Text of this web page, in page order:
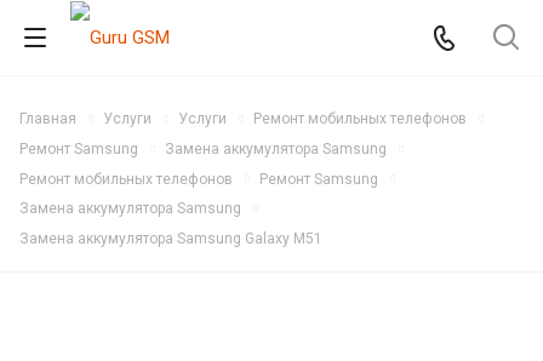
Главная Услуги Услуги
Ремонт мобильных телефонов
Ремонт Samsung
Замена аккумулятора Samsung
Ремонт мобильных телефонов
Ремонт Samsung
Замена аккумулятора Samsung
Замена аккумулятора Samsung Galaxy M51